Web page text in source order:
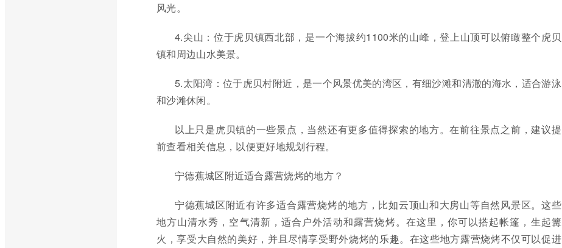
风光。
4.尖山：位于虎贝镇西北部，是一个海拔约1100米的山峰，登上山顶可以俯瞰整个虎贝
镇和周边山水美景。
5.太阳湾：位于虎贝村附近，是一个风景优美的湾区，有细沙滩和清澈的海水，适合游泳
和沙滩休闲。
以上只是虎贝镇的一些景点，当然还有更多值得探索的地方。在前往景点之前，建议提
前查看相关信息，以便更好地规划行程。
宁德蕉城区附近适合露营烧烤的地方？
宁德蕉城区附近有许多适合露营烧烤的地方，比如云顶山和大房山等自然风景区。这些
地方山清水秀，空气清新，适合户外活动和露营烧烤。在这里，你可以搭起帐篷，生起篝
火，享受大自然的美好，并且尽情享受野外烧烤的乐趣。在这些地方露营烧烤不仅可以促进